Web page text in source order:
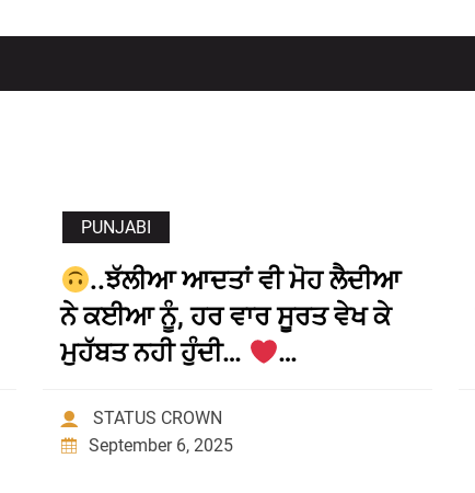
PUNJABI
..ਝੱਲੀਆ ਆਦਤਾਂ ਵੀ ਮੋਹ ਲੈਦੀਆ
ਨੇ ਕਈਆ ਨੂੰ, ਹਰ ਵਾਰ ਸੂਰਤ ਵੇਖ ਕੇ
ਮੁਹੱਬਤ ਨਹੀ ਹੁੰਦੀ…
…
STATUS CROWN
September 6, 2025